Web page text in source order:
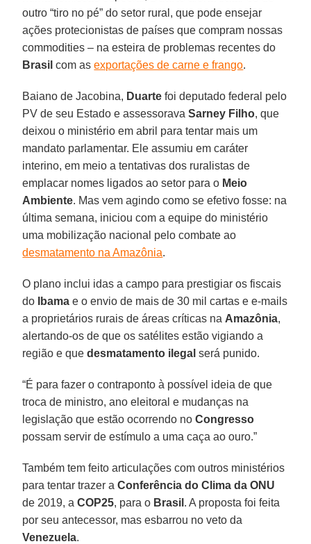
outro “tiro no pé” do setor rural, que pode ensejar
ações protecionistas de países que compram nossas
commodities – na esteira de problemas recentes do
Brasil com asexportações de carne e frango.
Baiano de Jacobina, Duarte foi deputado federal pelo
PV de seu Estado e assessoravaSarney Filho, que
deixou o ministério em abril para tentar mais um
mandato parlamentar. Ele assumiu em caráter
interino, em meio a tentativas dos ruralistas de
emplacar nomes ligados ao setor para o Meio
Ambiente. Mas vem agindo como se efetivo fosse: na
última semana, iniciou com a equipe do ministério
uma mobilização nacional pelo combate ao
desmatamento na Amazônia.
O plano inclui idas a campo para prestigiar os fiscais
do
Ibama e o envio de mais de 30 mil cartas e e-mails
a proprietários rurais de áreas críticas na Amazônia,
alertando-os de que os satélites estão vigiando a
região e quedesmatamento ilegal será punido.
“É para fazer o contraponto à possível ideia de que
troca de ministro, ano eleitoral e mudanças na
legislação que estão ocorrendo noCongresso
possam servir de estímulo a uma caça ao ouro.”
Também tem feito articulações com outros ministérios
para tentar trazer aConferência do Clima da ONU
de 2019, aCOP25, para o Brasil . A proposta foi feita
por seu antecessor, mas esbarrou no veto da
Venezuela.